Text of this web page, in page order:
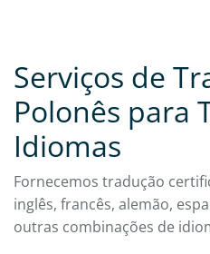
Serviços de
Polonês para
Idiomas
Fornecemos tradução
inglês, francês, alemão,
outras combinações de